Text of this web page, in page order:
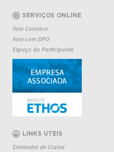
SERVIÇOS ONLINE
Fale Conosco
Fale com DPO
Espaço do Participante
LINKS UTEIS
Entidades de Classe